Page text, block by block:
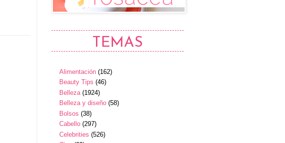
TEMAS
Alimentación (162)
Beauty Tips (46)
Belleza (1924)
Belleza y diseño (58)
Bolsos (38)
Cabello (297)
Celebrities (526)